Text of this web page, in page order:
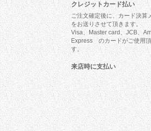
クレジットカード払い
ご注文確定後に、カード決算
をお送りさせて頂きます。
Visa、Master card、JCB、
Express のカードがご使用
す。
来店時に支払い